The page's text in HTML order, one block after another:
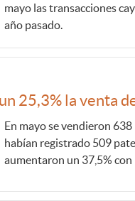
mayo las transacciones
año pasado.
25,3% la venta
En mayo se vendieron
habían registrado 509
aumentaron un 37,5%